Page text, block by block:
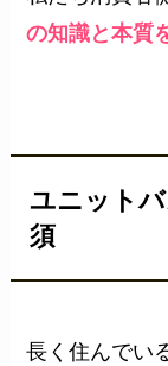
の知識と本質
ユニット
須
長く住んでい